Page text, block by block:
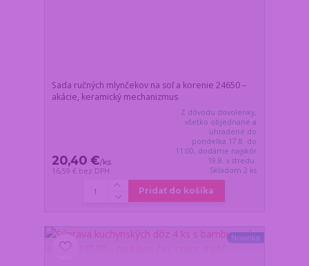
Sada ručných mlynčekov na soľ a korenie 24650 –
akácie, keramický mechanizmus
20,40 €/ks
16,59 € bez DPH
Z dôvodu dovolenky,
všetko objednané a
uhradené do
pondelka 17.8. do
11:00, dodáme najskôr
19.8. v stredu.
Skladom 2 ks
Pridať do košíka
Novinka